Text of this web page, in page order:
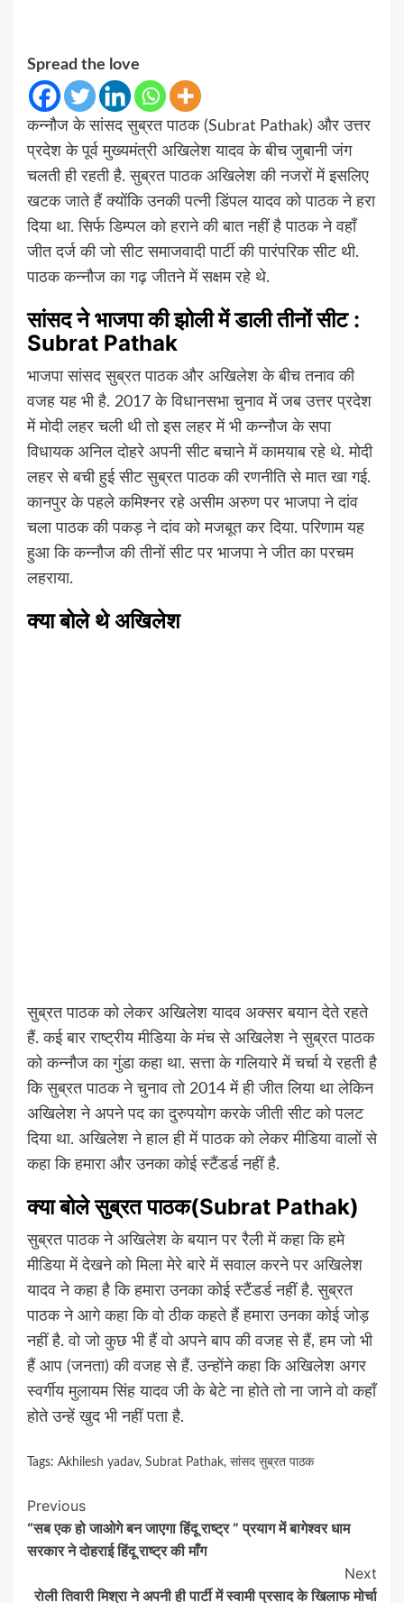
Spread the love
कन्नौज के सांसद सुब्रत पाठक (Subrat Pathak) और उत्तर
प्रदेश के पूर्व मुख्यमंत्री अखिलेश यादव के बीच जुबानी जंग
चलती ही रहती है. सुब्रत पाठक अखिलेश की नजरों में इसलिए
खटक जाते हैं क्योंकि उनकी पत्नी डिंपल यादव को पाठक ने हरा
दिया था. सिर्फ डिम्पल को हराने की बात नहीं है पाठक ने वहाँ
जीत दर्ज की जो सीट समाजवादी पार्टी की पारंपरिक सीट थी.
पाठक कन्नौज का गढ़ जीतने में सक्षम रहे थे.
सांसद ने भाजपा की झोली में डाली तीनों सीट :
Subrat Pathak
भाजपा सांसद सुब्रत पाठक और अखिलेश के बीच तनाव की
वजह यह भी है. 2017 के विधानसभा चुनाव में जब उत्तर प्रदेश
में मोदी लहर चली थी तो इस लहर में भी कन्नौज के सपा
विधायक अनिल दोहरे अपनी सीट बचाने में कामयाब रहे थे. मोदी
लहर से बची हुई सीट सुब्रत पाठक की रणनीति से मात खा गई.
कानपुर के पहले कमिश्नर रहे असीम अरुण पर भाजपा ने दांव
चला पाठक की पकड़ ने दांव को मजबूत कर दिया. परिणाम यह
हुआ कि कन्नौज की तीनों सीट पर भाजपा ने जीत का परचम
लहराया.
क्या बोले थे अखिलेश
सुब्रत पाठक को लेकर अखिलेश यादव अक्सर बयान देते रहते
हैं. कई बार राष्ट्रीय मीडिया के मंच से अखिलेश ने सुब्रत पाठक
को कन्नौज का गुंडा कहा था. सत्ता के गलियारे में चर्चा ये रहती है
कि सुब्रत पाठक ने चुनाव तो 2014 में ही जीत लिया था लेकिन
अखिलेश ने अपने पद का दुरुपयोग करके जीती सीट को पलट
दिया था. अखिलेश ने हाल ही में पाठक को लेकर मीडिया वालों से
कहा कि हमारा और उनका कोई स्टैंडर्ड नहीं है.
क्या बोले सुब्रत पाठक(Subrat Pathak)
सुब्रत पाठक ने अखिलेश के बयान पर रैली में कहा कि हमे
मीडिया में देखने को मिला मेरे बारे में सवाल करने पर अखिलेश
यादव ने कहा है कि हमारा उनका कोई स्टैंडर्ड नहीं है. सुब्रत
पाठक ने आगे कहा कि वो ठीक कहते हैं हमारा उनका कोई जोड़
नहीं है. वो जो कुछ भी हैं वो अपने बाप की वजह से हैं, हम जो भी
हैं आप (जनता) की वजह से हैं. उन्होंने कहा कि अखिलेश अगर
स्वर्गीय मुलायम सिंह यादव जी के बेटे ना होते तो ना जाने वो कहाँ
होते उन्हें खुद भी नहीं पता है.
Tags: Akhilesh yadav, Subrat Pathak, सांसद सुब्रत पाठक
Continue
Reading
Previous
“सब एक हो जाओगे बन जाएगा हिंदू राष्ट्र ” प्रयाग में बागेश्वर धाम
सरकार ने दोहराई हिंदू राष्ट्र की माँग
Next
रोली तिवारी मिश्रा ने अपनी ही पार्टी में स्वामी प्रसाद के खिलाफ मोर्चा